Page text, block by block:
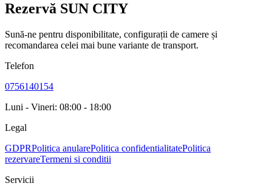
Rezervă SUN CITY
Sună-ne pentru disponibilitate, configurații de camere și
recomandarea celei mai bune variante de transport.
Telefon
0756140154
Luni - Vineri: 08:00 - 18:00
Legal
GDPRPolitica anularePolitica confidentialitatePolitica
rezervareTermeni si conditii
Servicii